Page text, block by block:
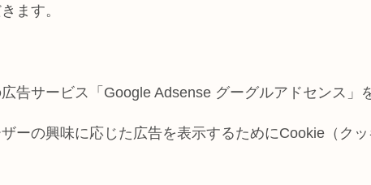
ます。
告サービス「Google Adsense グーグルアドセンス」
ーの興味に応じた広告を表示するためにCookie（ク